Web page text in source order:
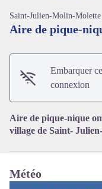
Saint-Julien-Molin-Molette
Aire de pique-
Embarquer
connexion
Aire de pique-nique
village de Saint-
Météo